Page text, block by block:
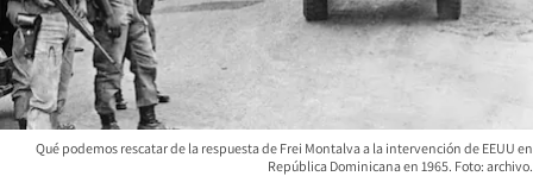
Qué podemos rescatar de la respuesta de Frei Montalva a la intervención de EEUU en
República Dominicana en 1965. Foto: archivo.